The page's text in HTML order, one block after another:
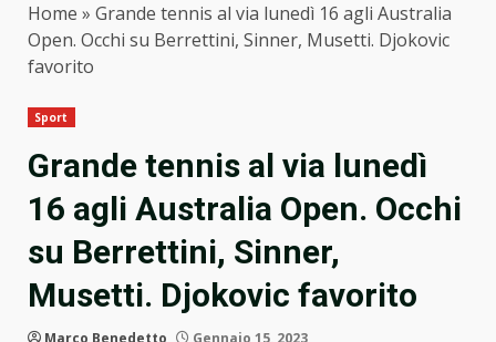
Home » Grande tennis al via lunedì 16 agli Australia
Open. Occhi su Berrettini, Sinner, Musetti. Djokovic
favorito
Sport
Grande tennis al via lunedì
16 agli Australia Open. Occhi
su Berrettini, Sinner,
Musetti. Djokovic favorito